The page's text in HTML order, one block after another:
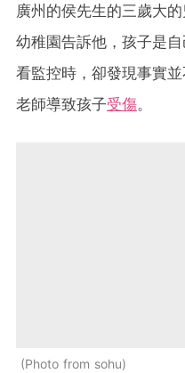
廣州的侯先生的三歲大
幼稚園告訴他，孩子是
看監控時，卻發現事實
老師導致孩子受傷。
Photo from sohu